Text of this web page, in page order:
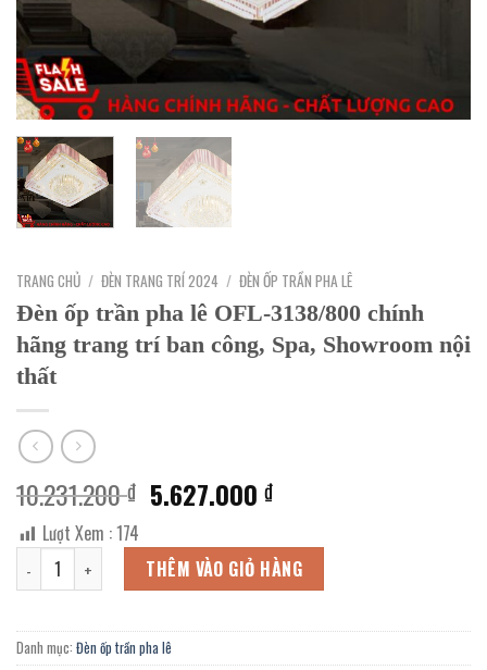
TRANG CHỦ / ĐÈN TRANG TRÍ 2024 / ĐÈN ỐP TRẦN PHA LÊ
Đèn ốp trần pha lê OFL-3138/800 chính
hãng trang trí ban công, Spa, Showroom nội
thất
10.231.200₫ Giá
gốc
là:
10.231.200 ₫.
5.627.000₫Giá
tại
là:
5.627.000 ₫.
Lượt Xem :174
Đèn ốp trần pha lê OFL-3138/800 chính hãng trang trí ban công,
THÊM VÀO GIỎ HÀNG
Danh mục: Đèn ốp trần pha lê